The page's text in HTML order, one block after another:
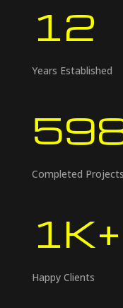
12
Years Established
Completed Projects
1K+
Happy Clients